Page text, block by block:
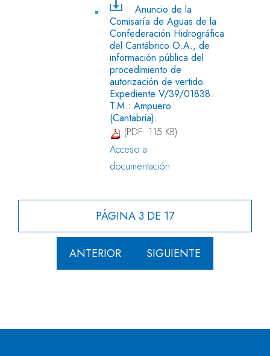
Anuncio de la
Comisaría de Aguas de la
Confederación Hidrográfica
del Cantábrico O.A., de
información pública del
procedimiento de
autorización de vertido.
Expediente V/39/01838.
T.M.: Ampuero
(Cantabria).
(PDF: 115 KB)
Acceso a
documentación
PÁGINA 3 DE 17
ANTERIOR SIGUIENTE